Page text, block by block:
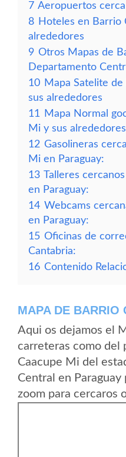
7 Aeropuertos
8 Hoteles en Barrio
alrededores
9 Otros Mapas de
Departamento
10 Mapa Satelite
sus alrededores
11
Mapa Normal
Mi y sus alrededores
12 Gasolineras
Mi en Paraguay:
13 Talleres
en Paraguay:
14 Webcams
en Paraguay:
15 Oficinas de
Cantabria:
16 Contenido
MAPA DE BARRIO
Aqui os dejamos el
carreteras como del
Caacupe Mi del
Central en Paraguay
zoom para cercaros